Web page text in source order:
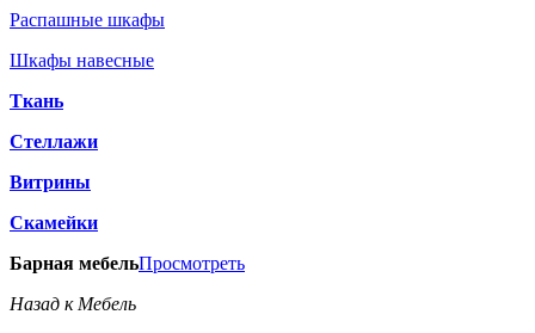
Распашные шкафы
Шкафы навесные
Ткань
Стеллажи
Витрины
Скамейки
Барная мебельПросмотреть
Назад к Мебель